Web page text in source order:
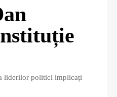
liderilor politici implicați